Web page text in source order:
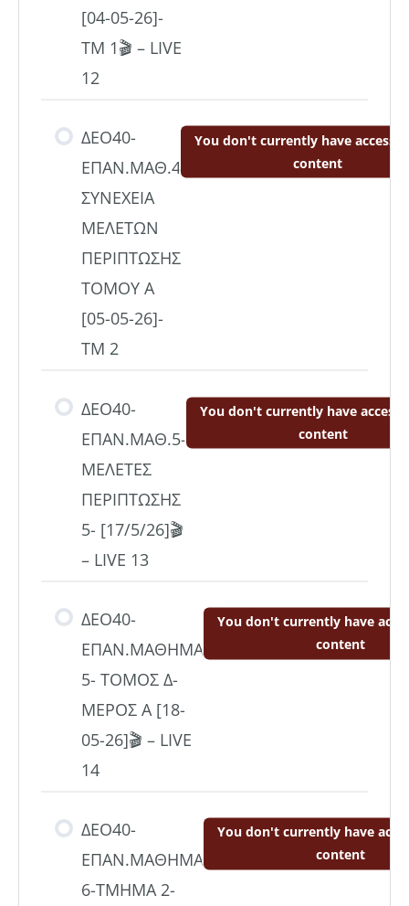
[04-05-26]-
ΤΜ 1🎬 – LIVE
12
ΔΕΟ40-
ΕΠΑΝ.ΜΑΘ.4
ΣΥΝΕΧΕΙΑ
ΜΕΛΕΤΩΝ
ΠΕΡΙΠΤΩΣΗΣ
ΤΟΜΟΥ Α
[05-05-26]-
ΤΜ 2
You don't currently have access
content
ΔΕΟ40-
ΕΠΑΝ.ΜΑΘ.5-
ΜΕΛΕΤΕΣ
ΠΕΡΙΠΤΩΣΗΣ
5- [17/5/26]🎬
– LIVE 13
You don't currently have access
content
ΔΕΟ40-
ΕΠΑΝ.ΜΑΘΗΜΑ
5- ΤΟΜΟΣ Δ-
ΜΕΡΟΣ Α [18-
05-26]🎬 – LIVE
14
You don't currently have
content
ΔΕΟ40-
ΕΠΑΝ.ΜΑΘΗΜΑ
6-ΤΜΗΜΑ 2-
You don't currently have
content